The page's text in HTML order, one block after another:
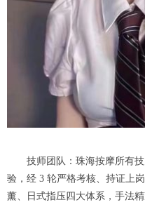
技师团队：珠海按摩所有技
验，经 3 轮严格考核、持证上
薰、日式指压四大体系，手法